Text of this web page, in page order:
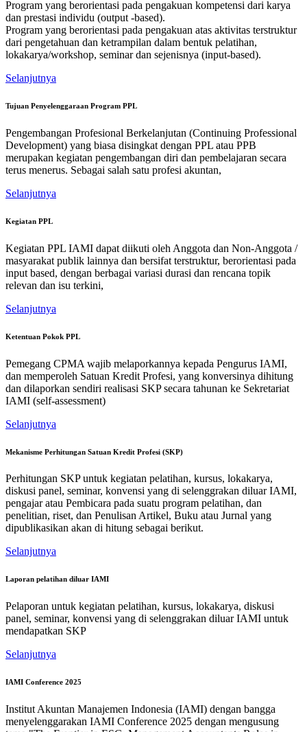
Program yang berorientasi pada pengakuan kompetensi dari karya
dan prestasi individu (output -based).
Program yang berorientasi pada pengakuan atas aktivitas terstruktur
dari pengetahuan dan ketrampilan dalam bentuk pelatihan,
lokakarya/workshop, seminar dan sejenisnya (input-based).
Selanjutnya
Tujuan Penyelenggaraan Program PPL
Pengembangan Profesional Berkelanjutan (Continuing Professional
Development) yang biasa disingkat dengan PPL atau PPB
merupakan kegiatan pengembangan diri dan pembelajaran secara
terus menerus. Sebagai salah satu profesi akuntan,
Selanjutnya
Kegiatan PPL
Kegiatan PPL IAMI dapat diikuti oleh Anggota dan Non-Anggota /
masyarakat publik lainnya dan bersifat terstruktur, berorientasi pada
input based, dengan berbagai variasi durasi dan rencana topik
relevan dan isu terkini,
Selanjutnya
Ketentuan Pokok PPL
Pemegang CPMA wajib melaporkannya kepada Pengurus IAMI,
dan memperoleh Satuan Kredit Profesi, yang konversinya dihitung
dan dilaporkan sendiri realisasi SKP secara tahunan ke Sekretariat
IAMI (self-assessment)
Selanjutnya
Mekanisme Perhitungan Satuan Kredit Profesi (SKP)
Perhitungan SKP untuk kegiatan pelatihan, kursus, lokakarya,
diskusi panel, seminar, konvensi yang di selenggrakan diluar IAMI,
pengajar atau Pembicara pada suatu program pelatihan, dan
penelitian, riset, dan Penulisan Artikel, Buku atau Jurnal yang
dipublikasikan akan di hitung sebagai berikut.
Selanjutnya
Laporan pelatihan diluar IAMI
Pelaporan untuk kegiatan pelatihan, kursus, lokakarya, diskusi
panel, seminar, konvensi yang di selenggrakan diluar IAMI untuk
mendapatkan SKP
Selanjutnya
IAMI Conference 2025
Institut Akuntan Manajemen Indonesia (IAMI) dengan bangga
menyelenggarakan IAMI Conference 2025 dengan mengusung